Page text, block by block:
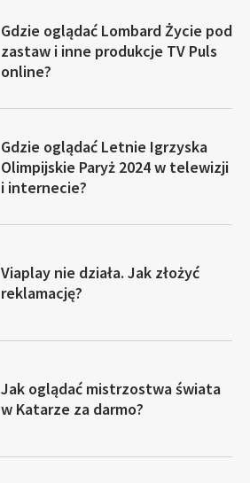
Gdzie oglądać Lombard Życie pod
zastaw i inne produkcje TV Puls
online?
Gdzie oglądać Letnie Igrzyska
Olimpijskie Paryż 2024 w telewizji
i internecie?
Viaplay nie działa. Jak złożyć
reklamację?
Jak oglądać mistrzostwa świata
w Katarze za darmo?